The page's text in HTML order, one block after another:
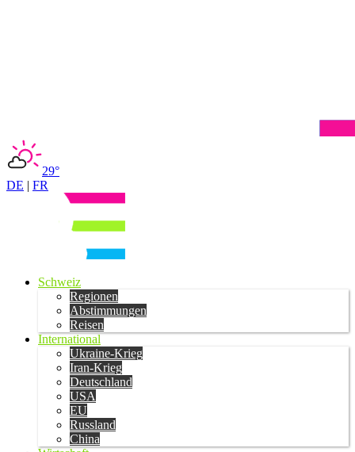
29°
DE | FR
Schweiz
Regionen
Abstimmungen
Reisen
International
Ukraine-Krieg
Iran-Krieg
Deutschland
USA
EU
Russland
China